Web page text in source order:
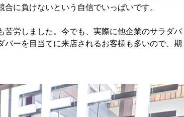
に負けないという自信でいっぱいです。
労しました。今でも、実際に他企業のサラダバ
ーを目当てに来店されるお客様も多いので、期